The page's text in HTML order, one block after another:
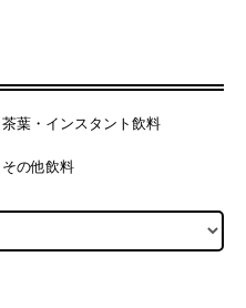
茶葉・インスタント飲料
その他飲料